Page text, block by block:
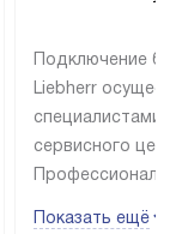
Подключение
Liebherr
специалистами
сервисного
Показать ещё